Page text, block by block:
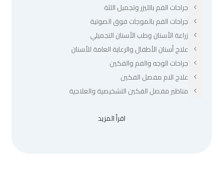
جراحات الفم بالليزر وتجميل اللثة
جراحات الفم بالموجات فوق الصوتية
زراعة الأسنان وطب الأسنان التجميلي
علاج أسنان الأطفال والرعاية العامة للأسنان
جراحات الوجه والفم والفكين
علاج الام مفصل الفكين
مناظير مفصل الفكين التشخيصية والعلاجية
اقرأ المزيد